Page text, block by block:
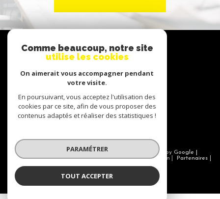
suivre
adhérons
© 2026 | Tous droits réservés | Traduction powered by Google |
Nos honoraires
Plan du site Mentions légales Admin
Partenaires
Comme beaucoup, notre site
utilise les cookies
On aimerait vous accompagner pendant
votre visite.
En poursuivant, vous acceptez l'utilisation des
cookies par ce site, afin de vous proposer des
contenus adaptés et réaliser des statistiques !
PARAMÉTRER
TOUT ACCEPTER